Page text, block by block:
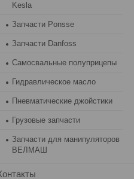
Kesla
Запчасти Ponsse
Запчасти Danfoss
Самосвальные полуприцепы
Гидравлическое масло
Пневматические джойстики
Грузовые запчасти
Запчасти для манипуляторов
ВЕЛМАШ